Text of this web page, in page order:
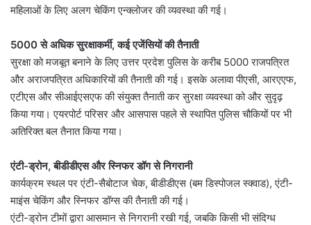
महिलाओं के लिए अलग चेकिंग एन्क्लोजर की व्यवस्था की गई।
5000 से अधिक सुरक्षाकर्मी, कई एजेंसियों की तैनाती
सुरक्षा को मजबूत बनाने के लिए उत्तर प्रदेश पुलिस के करीब 5000 राजपत्रित
और अराजपत्रित अधिकारियों की तैनाती की गई। इसके अलावा पीएसी, आरएएफ,
एटीएस और सीआईएसएफ की संयुक्त तैनाती कर सुरक्षा व्यवस्था को और सुदृढ़
किया गया। एयरपोर्ट परिसर और आसपास पहले से स्थापित पुलिस चौकियों पर भी
अतिरिक्त बल तैनात किया गया।
एंटी-ड्रोन, बीडीडीएस और स्निफर डॉग से निगरानी
कार्यक्रम स्थल पर एंटी-सैबोटाज चेक, बीडीडीएस (बम डिस्पोजल स्क्वाड), एंटी-
माइंस चेकिंग और स्निफर डॉग्स की तैनाती की गई।
एंटी-ड्रोन टीमों द्वारा आसमान से निगरानी रखी गई, जबकि किसी भी संदिग्ध